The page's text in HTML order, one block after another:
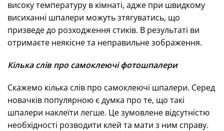
високу температуру в кімнаті, адже при швидкому
висиханні шпалери можуть зтягуватись, що
призведе до розходження стиків. В результаті ви
отримаєте неякісне та неправильне зображення.
Кілька слів про самоклеючі фотошпалери
Скажемо кілька слів про самоклеючі шпалери. Серед
новачків популярною є думка про те, що такі
шпалери наклеїти легше. Це зумовлене відсутністю
необхідності розводити клей та мати з ним справу.